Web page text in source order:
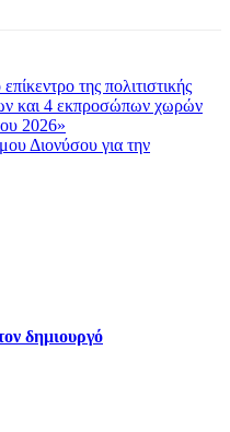
της πολιτιστικής
και 4 εκπροσώπων χωρών
2026»
Διονύσου για την
δημιουργό